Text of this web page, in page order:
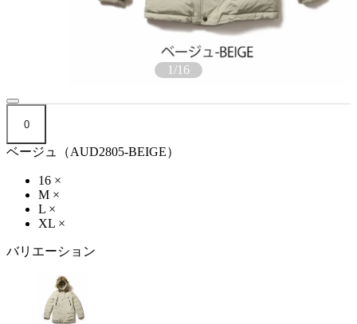
1/16
0
ベージュ（AUD2805-BEIGE）
16 ×
M ×
L ×
XL ×
バリエーション